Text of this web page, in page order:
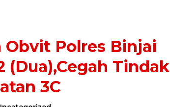
Obvit Polres Binjai
(Dua),Cegah Tindak
3C